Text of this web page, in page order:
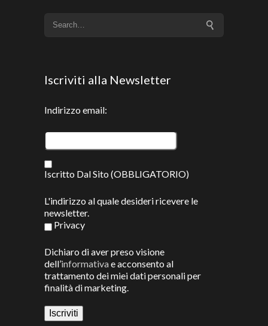
Iscriviti alla Newsletter
Indirizzo email:
Iscritto Dal Sito (OBBLIGATORIO)
L'indirizzo al quale desideri ricevere le
newsletter.
Privacy
Dichiaro di aver preso visione
dell’informativae acconsento al
trattamento dei miei dati personali per
finalità di marketing.